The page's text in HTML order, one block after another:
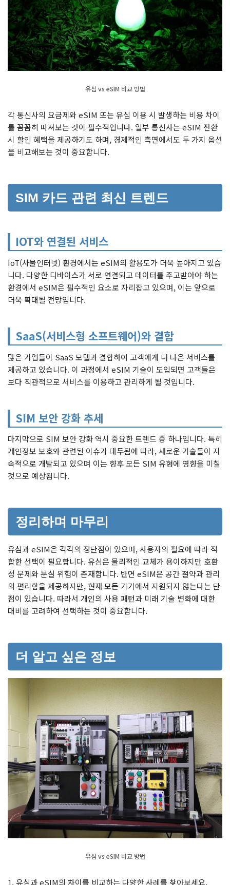
유심 vs eSIM 비교 방법
각 통신사의 요금제와 eSIM 또는 유심 이용 시 발생하는 비용 차이
를 꼼꼼히 따져보는 것이 필수적입니다. 일부 통신사는 eSIM 전환
시 할인 혜택을 제공하기도 하며, 경제적인 측면에서도 두 가지 옵션
을 비교해보는 것이 중요합니다.
SIM 카드 관련 최신 트렌드
IOT와 연결된 서비스
IoT(사물인터넷) 환경에서는 eSIM의 활용도가 더욱 높아지고 있습
니다. 다양한 디바이스가 서로 연결되고 데이터를 주고받아야 하는
환경에서 eSIM은 필수적인 요소로 자리잡고 있으며, 이는 앞으로
더욱 확대될 전망입니다.
SaaS(서비스형 소프트웨어)와 결합
많은 기업들이 SaaS 모델과 결합하여 고객에게 더 나은 서비스를
제공하고 있습니다. 이 과정에서 eSIM 기술이 도입되면 고객들은
보다 직관적으로 서비스를 이용하고 관리하게 될 것입니다.
SIM 보안 강화 추세
마지막으로 SIM 보안 강화 역시 중요한 트렌드 중 하나입니다. 특히
개인정보 보호와 관련된 이슈가 대두됨에 따라, 새로운 기술들이 지
속적으로 개발되고 있으며 이는 향후 모든 SIM 유형에 영향을 미칠
것으로 예상됩니다.
정리하며 마무리
유심과 eSIM은 각각의 장단점이 있으며, 사용자의 필요에 따라 적
합한 선택이 필요합니다. 유심은 물리적인 교체가 용이하지만 호환
성 문제와 분실 위험이 존재합니다. 반면 eSIM은 공간 절약과 관리
의 편리함을 제공하지만, 현재 모든 기기에서 지원되지 않는다는 단
점이 있습니다. 따라서 개인의 사용 패턴과 미래 기술 변화에 대한
대비를 고려하여 선택하는 것이 중요합니다.
더 알고 싶은 정보
유심 vs eSIM 비교 방법
1. 유심과 eSIM의 차이를 비교하는 다양한 사례를 찾아보세요.